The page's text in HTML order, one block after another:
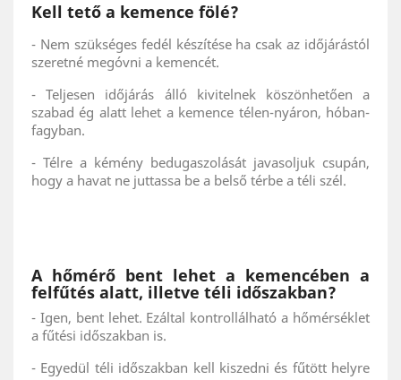
Kell tető a kemence fölé?
- Nem szükséges fedél készítése ha csak az időjárástól
szeretné megóvni a kemencét.
- Teljesen időjárás álló kivitelnek köszönhetően a
szabad ég alatt lehet a kemence télen-nyáron, hóban-
fagyban.
- Télre a kémény bedugaszolását javasoljuk csupán,
hogy a havat ne juttassa be a belső térbe a téli szél.
A hőmérő bent lehet a kemencében a
felfűtés alatt, illetve téli időszakban?
- Igen, bent lehet. Ezáltal kontrollálható a hőmérséklet
a fűtési időszakban is.
- Egyedül téli időszakban kell kiszedni és fűtött helyre